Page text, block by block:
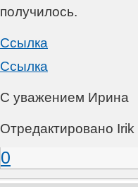
получилось.
Ссылка
Ссылка
С уважением Ирина
Отредактировано
0